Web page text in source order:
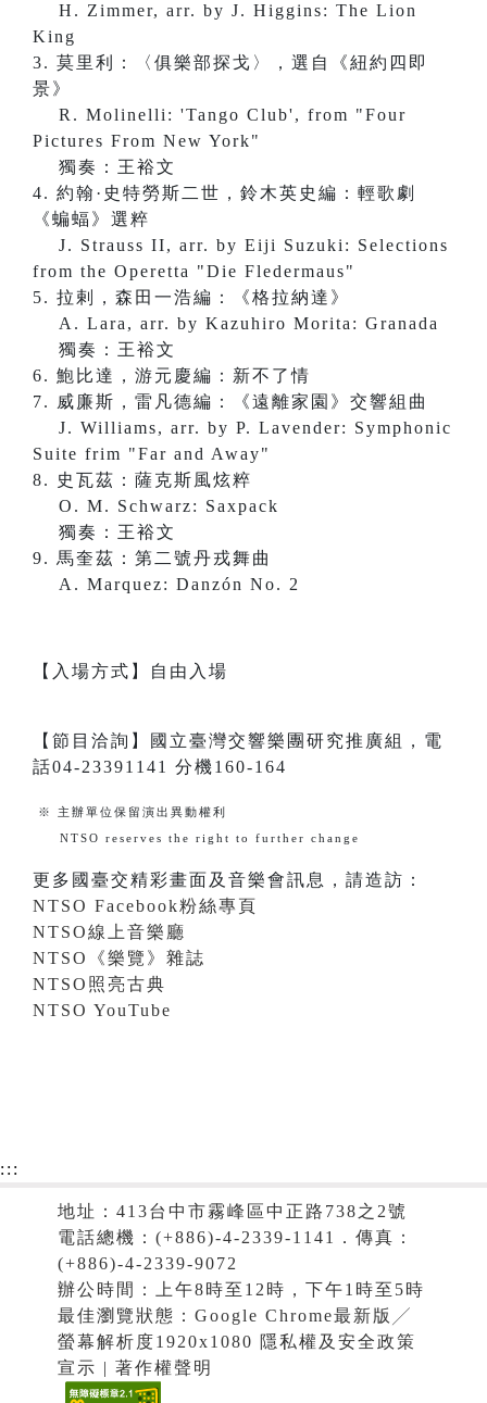
H. Zimmer, arr. by J. Higgins: The Lion
King
3. 莫里利：〈俱樂部探戈〉，選自《紐約四即
景》
R. Molinelli: 'Tango Club', from "Four
Pictures From New York"
獨奏：王裕文
4. 約翰·史特勞斯二世，鈴木英史編：輕歌劇
《蝙蝠》選粹
J. Strauss II, arr. by Eiji Suzuki: Selections
from the Operetta "Die Fledermaus"
5. 拉剌，森田一浩編：《格拉納達》
A. Lara, arr. by Kazuhiro Morita: Granada
獨奏：王裕文
6. 鮑比達，游元慶編：新不了情
7. 威廉斯，雷凡德編：《遠離家園》交響組曲
J. Williams, arr. by P. Lavender: Symphonic
Suite frim "Far and Away"
8. 史瓦茲：薩克斯風炫粹
O. M. Schwarz: Saxpack
獨奏：王裕文
9. 馬奎茲：第二號丹戎舞曲
A. Marquez: Danzón No. 2
【入場方式】自由入場
【節目洽詢】國立臺灣交響樂團研究推廣組，電
話04-23391141 分機160-164
※ 主辦單位保留演出異動權利
NTSO reserves the right to further change
更多國臺交精彩畫面及音樂會訊息，請造訪：
NTSO Facebook粉絲專頁
NTSO線上音樂廳
NTSO《樂覽》雜誌
NTSO照亮古典
NTSO YouTube
:::
地址：413台中市霧峰區中正路738之2號
電話總機：(+886)-4-2339-1141．傳真：
(+886)-4-2339-9072
辦公時間：上午8時至12時，下午1時至5時
最佳瀏覽狀態：Google Chrome最新版╱
螢幕解析度1920x1080 隱私權及安全政策
宣示 | 著作權聲明